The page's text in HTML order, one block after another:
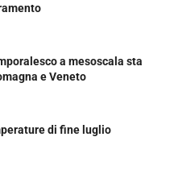
a mesoscala sta
e Veneto
di fine luglio